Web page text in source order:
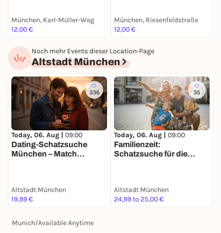
München, Karl-Müller-Weg
12,00 €
München, Riesenfeldstraße
12,00 €
Noch mehr Events dieser Location-Page
Altstadt München
336
Today, 06. Aug | 09:00
Dating-Schatzsuche
München – Match
Altstadt München
19,99 €
35
Today, 06. Aug | 09:00
Familienzeit:
Schatzsuche für die
Altstadt München
24,99 to 25,00 €
Munich/Available Anytime